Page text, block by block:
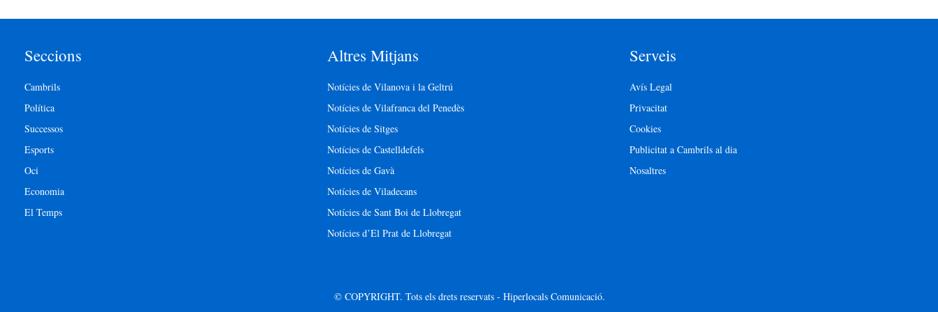
Seccions
Cambrils
Política
Successos
Esports
Oci
Economia
El Temps
Altres Mitjans
Notícies de Vilanova i la Geltrú
Notícies de Vilafranca del Penedès
Notícies de Sitges
Notícies de Castelldefels
Notícies de Gavà
Notícies de Viladecans
Notícies de Sant Boi de Llobregat
Notícies d’El Prat de Llobregat
Serveis
Avís Legal
Privacitat
Cookies
Publicitat a Cambrils al dia
Nosaltres
© COPYRIGHT. Tots els drets reservats - Hiperlocals Comunicació.